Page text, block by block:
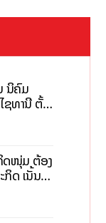
ນິຄົມ
ຊທານີ ຕັ້ງ
າ, ສ້າງ
ດໜຸ່ມ ຕ້ອງ
ດ ເນັ້ນດຶງ
ນ